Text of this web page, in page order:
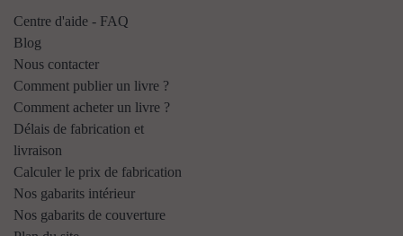
Centre d'aide - FAQ
Blog
Nous contacter
Comment publier un livre ?
Comment acheter un livre ?
Délais de fabrication et
livraison
Calculer le prix de fabrication
Nos gabarits intérieur
Nos gabarits de couverture